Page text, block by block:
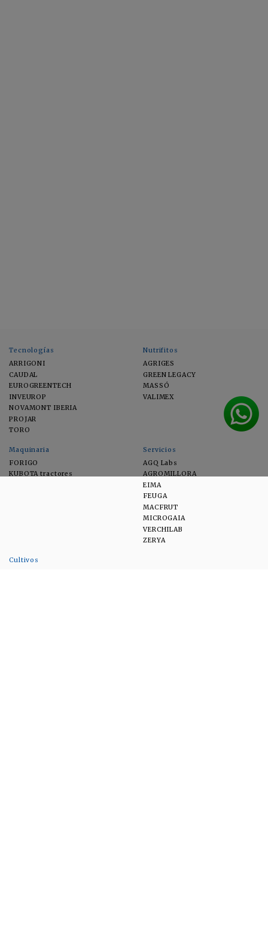
Tecnologías
ARRIGONI
CAUDAL
EUROGREENTECH
INVEUROP
NOVAMONT IBERIA
PROJAR
TORO
Nutrifitos
AGRIGES
GREEN LEGACY
MASSÓ
VALIMEX
Maquinaria
FORIGO
KUBOTA tractores
Servicios
AGQ Labs
AGROMILLORA
EIMA
FEUGA
MACFRUT
MICROGAIA
VERCHILAB
ZERYA
Cultivos